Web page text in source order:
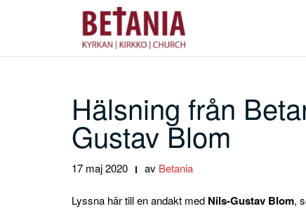
Hälsning från
Gustav Blom
17 maj 2020 av Betania
Lyssna här till en andakt med Nils-Gustav Blom,